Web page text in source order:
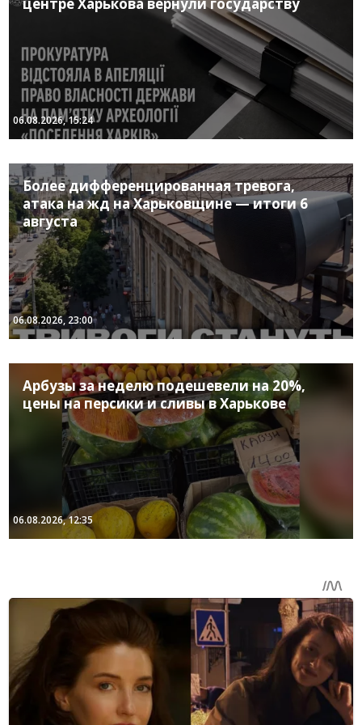
центре Харькова вернули государству
06.08.2026, 15:24
Более дифференцированная тревога,
атака на жд на Харьковщине — итоги 6
августа
06.08.2026, 23:00
Арбузы за неделю подешевели на 20%,
цены на персики и сливы в Харькове
06.08.2026, 12:35